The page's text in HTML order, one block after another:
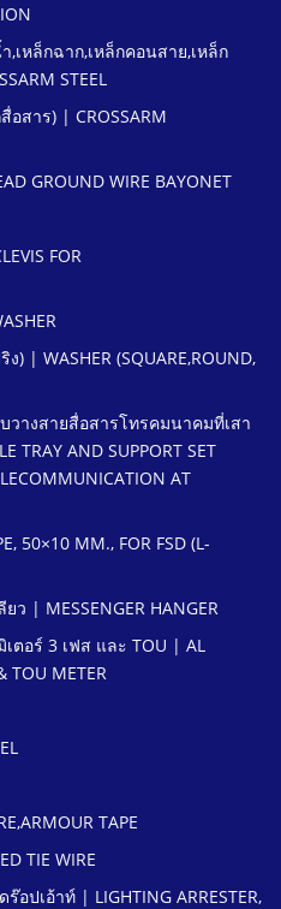
,เหล็กฉาก,เหล็กคอนสาย,เหล็ก
STEEL
สาร) | CROSSARM
GROUND WIRE BAYONET
FOR
| WASHER (SQUARE,ROUND,
วางสายสื่อสารโทรคมนาคมที่เสา
AND SUPPORT SET
AT
50×10 MM., FOR FSD (L-
| MESSENGER HANGER
ตอร์ 3 เฟส และ TOU | AL
TOU METER
TAPE
TIE WIRE
ปเอ้าท์ | LIGHTING ARRESTER,